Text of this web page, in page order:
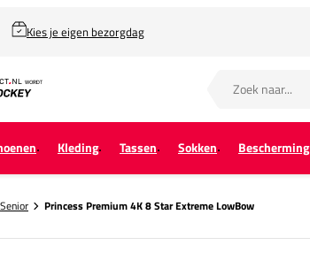
Kies je eigen bezorgdag
Kleding Tassen Sokken Bescherming
Senior Princess Premium 4K 8 Star Extreme LowBow